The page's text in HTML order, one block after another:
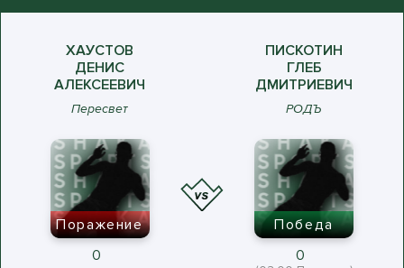
ХАУСТОВ
ДЕНИС
АЛЕКСЕЕВИЧ
Пересвет
ПИСКОТИН
ГЛЕБ
ДМИТРИЕВИЧ
РОДЪ
Поражение
0
Победа
0